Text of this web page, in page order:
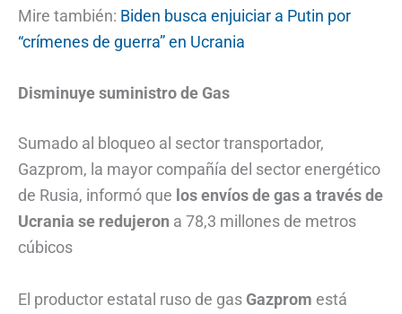
Mire también: Biden busca enjuiciar a Putin por
“crímenes de guerra” en Ucrania
Disminuye suministro de Gas
Sumado al bloqueo al sector transportador,
Gazprom, la mayor compañía del sector energético
de Rusia, informó que los envíos de gas a través de
Ucrania se redujeron a 78,3 millones de metros
cúbicos
El productor estatal ruso de gas Gazprom está